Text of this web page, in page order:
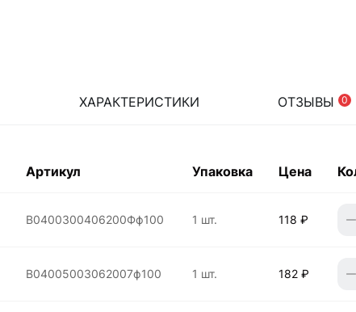
ХАРАКТЕРИСТИКИ ОТЗЫВЫ 0
Артикул Упаковка Цена
B0400300406200Фф100 1 шт. 118 ₽
B04005003062007ф100 1 шт. 182 ₽